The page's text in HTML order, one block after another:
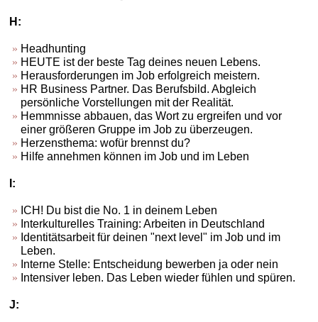
H:
Headhunting
HEUTE ist der beste Tag deines neuen Lebens.
Herausforderungen im Job erfolgreich meistern.
HR Business Partner. Das Berufsbild. Abgleich
persönliche Vorstellungen mit der Realität.
Hemmnisse abbauen, das Wort zu ergreifen und vor
einer größeren Gruppe im Job zu überzeugen.
Herzensthema: wofür brennst du?
Hilfe annehmen können im Job und im Leben
I:
ICH! Du bist die No. 1 in deinem Leben
Interkulturelles Training: Arbeiten in Deutschland
Identitätsarbeit für deinen "next level" im Job und im
Leben.
Interne Stelle: Entscheidung bewerben ja oder nein
Intensiver leben. Das Leben wieder fühlen und spüren.
J: